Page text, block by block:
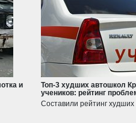
Suzuki
Jimny
Swift
и
Топ-3 худших автошкол
учеников: рейтинг
Составили рейтинг